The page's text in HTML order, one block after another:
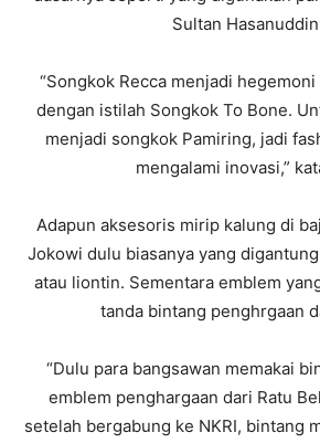
Sultan
“Songkok Recca menjadi
dengan istilah Songkok To Bone.
menjadi songkok Pamiring, jadi
mengalami inovasi,”
Adapun aksesoris mirip kalung di
Jokowi dulu biasanya yang
atau liontin. Sementara emblem
tanda bintang penghrgaan
“Dulu para bangsawan memakai
emblem penghargaan dari Ratu
setelah bergabung ke NKRI, bintang